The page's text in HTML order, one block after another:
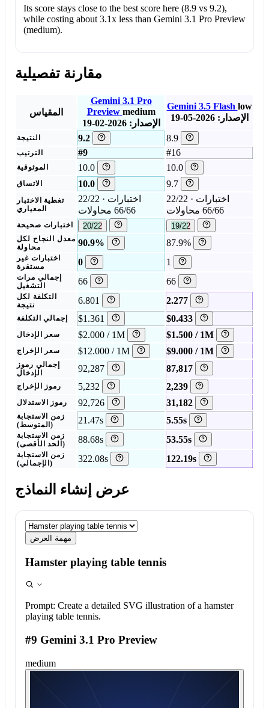
Its score stays close to the best score here (8.9 vs 9.2),
while costing about 3.1x less than Gemini 3.1 Pro Preview
(medium).
مقارنة تفصيلية
المقياس
Gemini 3.1 Pro
Preview medium
الإصدار: 2026-02-19
Gemini 3.5 Flash low
الإصدار: 2026-05-19
النتيجة 9.2 8.9
الترتيب #9 #16
الموثوقية 10.0 10.0
الاتساق 10.0 9.7
تغطية الاختبار
المعياري
22/22 اختبارات ·
66/66 محاولات
22/22 اختبارات ·
66/66 محاولات
اختبارات صحيحة 20/22 19/22
معدل النجاح لكل
محاولة
90.9% 87.9%
اختبارات غير
مستقرة
0 1
إجمالي مرات
التشغيل
66 66
التكلفة لكل
نتيجة
6.801 2.277
إجمالي التكلفة $1.361 $0.433
سعر الإدخال $2.000 / 1M $1.500 / 1M
سعر الإخراج $12.000 / 1M $9.000 / 1M
إجمالي رموز
الإدخال
92,287 87,817
رموز الإخراج 5,232 2,239
رموز الاستدلال 92,726 31,182
زمن الاستجابة
(المتوسط)
21.47s 5.55s
زمن الاستجابة
(الحد الأقصى)
88.68s 53.55s
زمن الاستجابة
(الإجمالي)
322.08s 122.19s
عرض إنشاء النماذج
مهمة العرض
Hamster playing table tennis
Prompt: Create a detailed SVG illustration of a hamster
playing table tennis.
#9 Gemini 3.1 Pro Preview
medium